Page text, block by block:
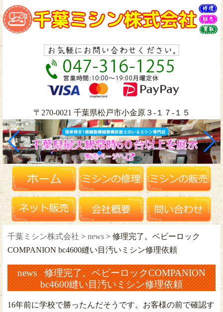
〒270-0021 千葉県松戸市小金原３-１７-１５
千葉ミシン株式会社 > news > 修理完了。ベビーロック
COMPANION bc4600縫い目汚いミシン修理依頼
news 修理完了。ベビーロックCOMPANION
bc4600縫い目汚いミシン修理依頼
16年前に学校で勝ったんだそうです。お客様の前で確認す